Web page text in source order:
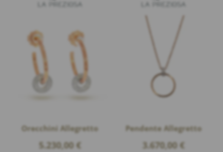
Orecchini Allegretto
5.230,00 €
Pendente Allegretto
3.670,00 €